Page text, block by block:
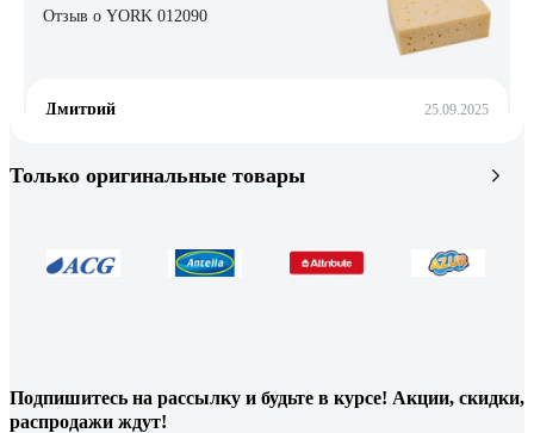
Отзыв о YORK 012090
Дмитрий 25.09.2025
материал: полиуретан 3) размер 200х140мм = под мокрую
(аналоги были от 300р и более)
Только оригинальные товары
Подпишитесь на рассылку и будьте в курсе! Акции, скидки,
распродажи ждут!